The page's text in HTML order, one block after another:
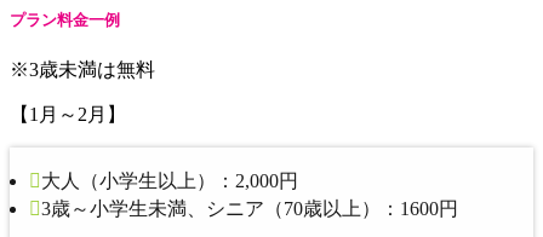
プラン料金一例
※3歳未満は無料
【1月～2月】
大人（小学生以上）：2,000円
3歳～小学生未満、シニア（70歳以上）：1600円